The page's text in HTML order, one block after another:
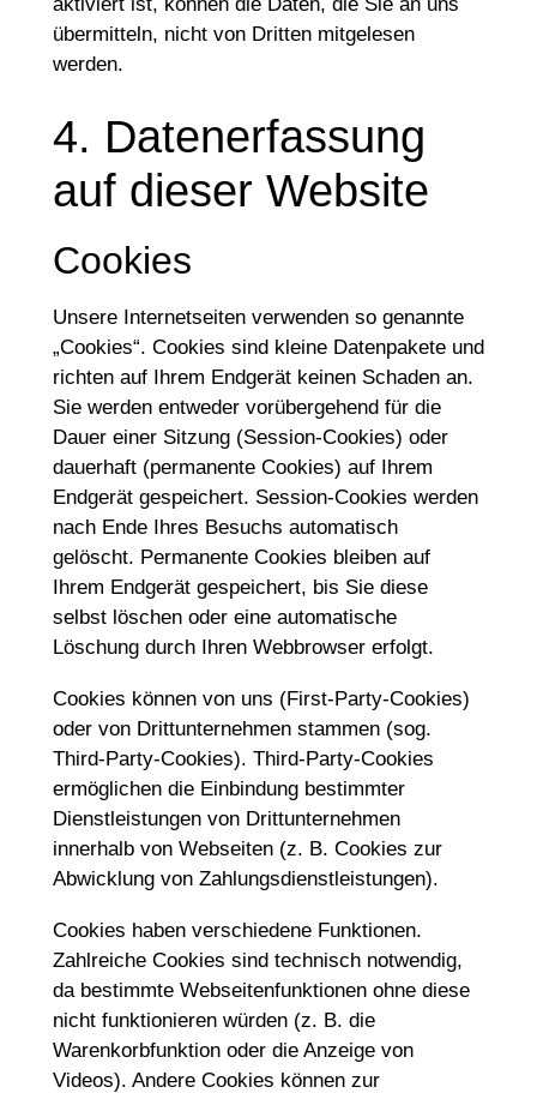
übermitteln, nicht von Dritten mitgelesen
werden.
4. Datenerfassung
auf dieser Website
Cookies
Unsere Internetseiten verwenden so genannte
„Cookies“. Cookies sind kleine Datenpakete und
richten auf Ihrem Endgerät keinen Schaden an.
Sie werden entweder vorübergehend für die
Dauer einer Sitzung (Session-Cookies) oder
dauerhaft (permanente Cookies) auf Ihrem
Endgerät gespeichert. Session-Cookies werden
nach Ende Ihres Besuchs automatisch
gelöscht. Permanente Cookies bleiben auf
Ihrem Endgerät gespeichert, bis Sie diese
selbst löschen oder eine automatische
Löschung durch Ihren Webbrowser erfolgt.
Cookies können von uns (First-Party-Cookies)
oder von Drittunternehmen stammen (sog.
Third-Party-Cookies). Third-Party-Cookies
ermöglichen die Einbindung bestimmter
Dienstleistungen von Drittunternehmen
innerhalb von Webseiten (z. B. Cookies zur
Abwicklung von Zahlungsdienstleistungen).
Cookies haben verschiedene Funktionen.
Zahlreiche Cookies sind technisch notwendig,
da bestimmte Webseitenfunktionen ohne diese
nicht funktionieren würden (z. B. die
Warenkorbfunktion oder die Anzeige von
Videos). Andere Cookies können zur